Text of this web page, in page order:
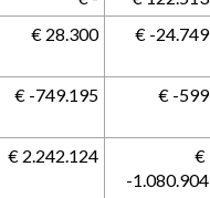
€ 28.300 € -24.749
€ -749.195 € -599
€ 2.242.124
-1.080.904